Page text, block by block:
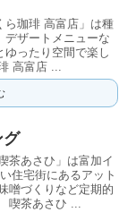
ら珈琲 高富店」は種
デザートメニューな
ゆったり空間で楽し
高富店 ...
グ
茶あさひ」は富加イ
住宅街にあるアット
噌づくりなど定期的
喫茶あさひ ...